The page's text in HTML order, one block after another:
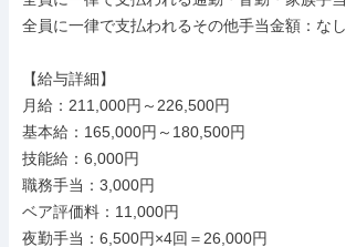
全員に一律で支払われるその他手当金額：なし
【給与詳細】
月給：211,000円～226,500円
基本給：165,000円～180,500円
技能給：6,000円
職務手当：3,000円
ベア評価料：11,000円
夜勤手当：6,500円×4回＝26,000円